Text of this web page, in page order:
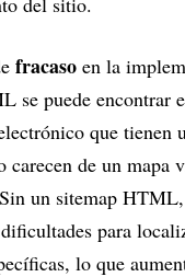
fracaso en la
se puede encontrar
que tienen
carecen de un mapa
un sitemap
para
lo que